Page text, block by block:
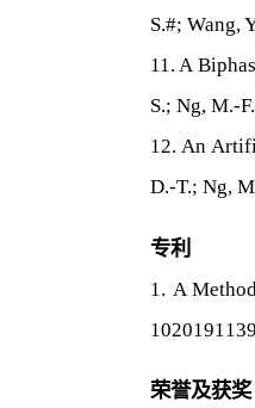
S.#; Wang,
11. A
S.; Ng, M.-
12. An
D.-T.; Ng,
专利
1. A
荣誉及获奖